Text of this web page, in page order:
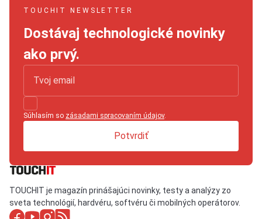
TOUCHIT NEWSLETTER
Dostávaj technologické novinky
ako prvý.
Súhlasím so zásadami spracovaním údajov.
Potvrdiť
TOUCHIT je magazín prinášajúci novinky, testy a analýzy zo
sveta technológií, hardvéru, softvéru či mobilných operátorov.